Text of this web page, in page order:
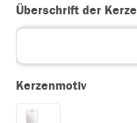
Überschrift der Kerze
Kerzenmotiv